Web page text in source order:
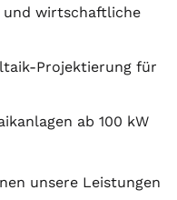
und wirtschaftliche
Projektierung für
ab 100 kW
unsere Leistungen